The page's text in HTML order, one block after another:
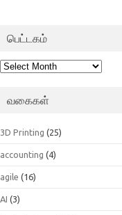
பெட்டகம்
பெட்டகம்
வகைகள்
3D Printing (25)
accounting (4)
agile (16)
AI (3)